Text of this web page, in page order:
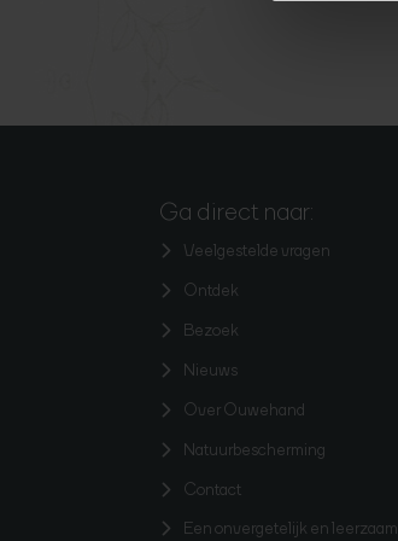
Ga direct naar:
Veelgestelde vragen
Ontdek
Bezoek
Nieuws
Over Ouwehand
Natuurbescherming
Contact
Een onvergetelijk en leerzaam